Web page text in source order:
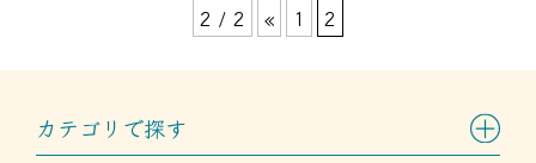
2 / 2 « 1 2
カテゴリで探す